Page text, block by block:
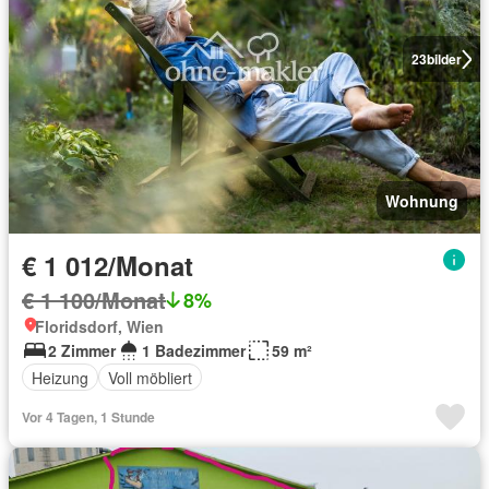
23bilder
Wohnung
€ 1 012/Monat
€ 1 100/Monat 8%
Floridsdorf, Wien
2 Zimmer
1 Badezimmer
59 m²
Heizung
Voll möbliert
Vor 4 Tagen, 1 Stunde